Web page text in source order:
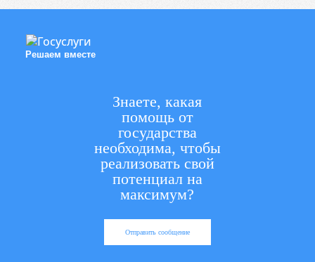
Решаем вместе
Знаете, какая
помощь от
государства
необходима, чтобы
реализовать свой
потенциал на
максимум?
Отправить сообщение